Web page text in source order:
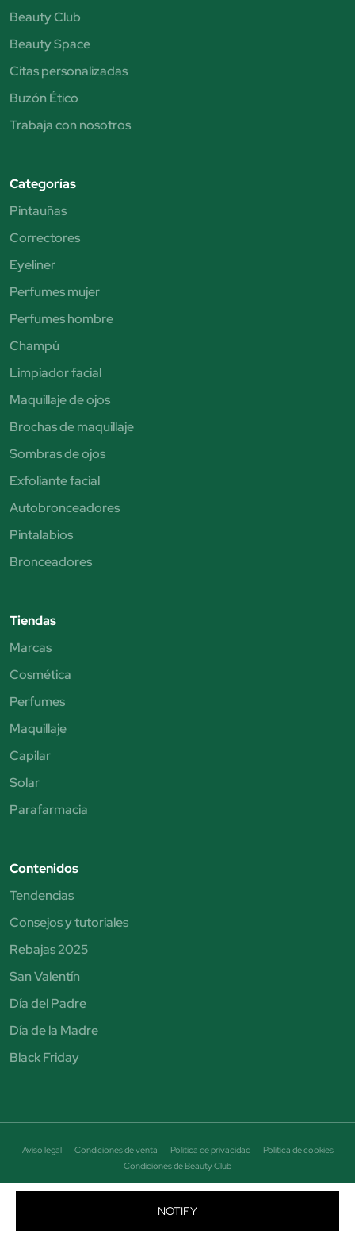
NOTIFY
Beauty Club
Beauty Space
Citas personalizadas
Buzón Ético
Trabaja con nosotros
Categorías
Pintauñas
Correctores
Eyeliner
Perfumes mujer
Perfumes hombre
Champú
Limpiador facial
Maquillaje de ojos
Brochas de maquillaje
Sombras de ojos
Exfoliante facial
Autobronceadores
Pintalabios
Bronceadores
Tiendas
Marcas
Cosmética
Perfumes
Maquillaje
Capilar
Solar
Parafarmacia
Contenidos
Tendencias
Consejos y tutoriales
Rebajas 2025
San Valentín
Día del Padre
Día de la Madre
Black Friday
Aviso legal Condiciones de venta Política de privacidad
Política de cookies
Condiciones de Beauty Club